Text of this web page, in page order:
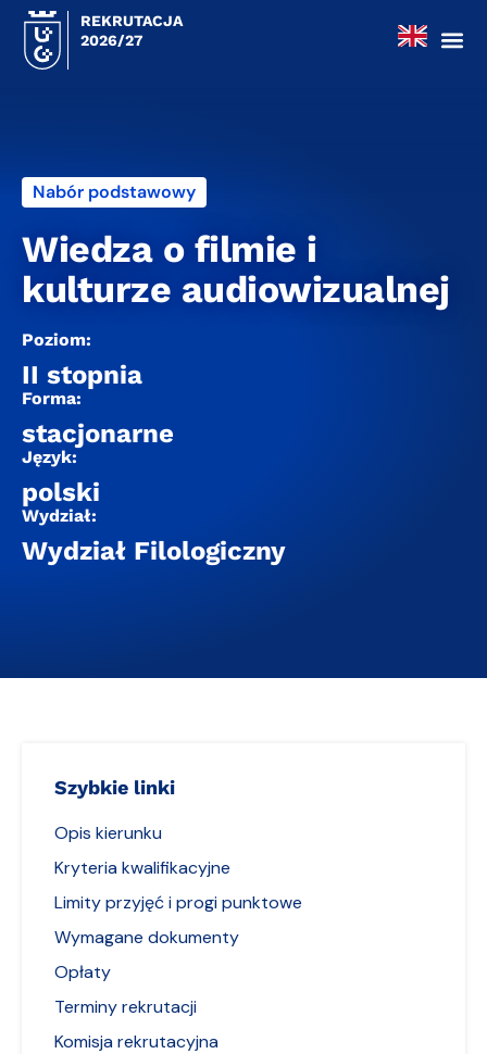
REKRUTACJA
2026/27
Nabór podstawowy
Wiedza o filmie i
kulturze audiowizualnej
Poziom:
II stopnia
Forma:
stacjonarne
Język:
polski
Wydział:
Wydział Filologiczny
Szybkie linki
Opis kierunku
Kryteria kwalifikacyjne
Limity przyjęć i progi punktowe
Wymagane dokumenty
Opłaty
Terminy rekrutacji
Komisja rekrutacyjna